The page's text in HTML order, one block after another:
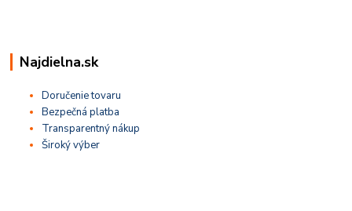
Najdielna.sk
Doručenie tovaru
Bezpečná platba
Transparentný nákup
Široký výber